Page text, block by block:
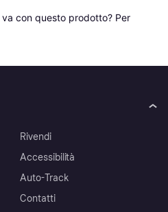
con questo prodotto? Per
Rivendi
Accessibilità
Auto-Track
Contatti